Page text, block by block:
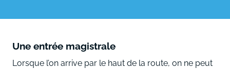
Une entrée magistrale
Lorsque l’on arrive par le haut de la route, on ne peut